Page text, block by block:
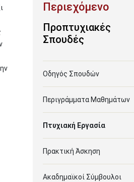
Προπτυχιακές
Σπουδές
Οδηγός Σπουδών
Περιγράμματα Μαθημάτων
Πτυχιακή Εργασία
Πρακτική Άσκηση
Ακαδημαϊκοί Σύμβουλοι